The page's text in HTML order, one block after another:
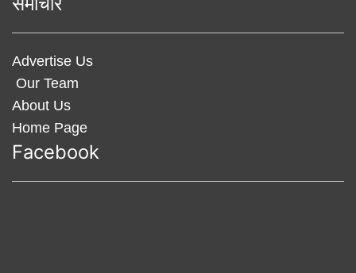
Advertise Us
Our Team
About Us
Home Page
Facebook